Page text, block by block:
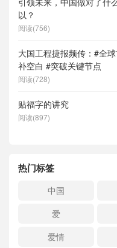
以？
阅读(756)
大国工程捷报频传：#全
补空白 #突破关键节点
阅读(728)
贴福字的讲究
阅读(897)
热门标签
中国
爱
爱情